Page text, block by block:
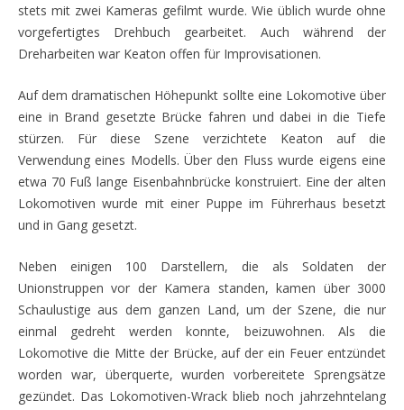
stets mit zwei Kameras gefilmt wurde. Wie üblich wurde ohne
vorgefertigtes Drehbuch gearbeitet. Auch während der
Dreharbeiten war Keaton offen für Improvisationen.
Auf dem dramatischen Höhepunkt sollte eine Lokomotive über
eine in Brand gesetzte Brücke fahren und dabei in die Tiefe
stürzen. Für diese Szene verzichtete Keaton auf die
Verwendung eines Modells. Über den Fluss wurde eigens eine
etwa 70 Fuß lange Eisenbahnbrücke konstruiert. Eine der alten
Lokomotiven wurde mit einer Puppe im Führerhaus besetzt
und in Gang gesetzt.
Neben einigen 100 Darstellern, die als Soldaten der
Unionstruppen vor der Kamera standen, kamen über 3000
Schaulustige aus dem ganzen L and, um der Szene, die nur
einmal gedreht werden konnte, beizuwohnen. Als die
Lokomotive die Mitte der Brücke, auf der ein Feuer entzündet
worden war, überquerte, wurden vorbereitete Sprengsätze
gezündet. Das Lokomotiven-Wrack blieb noch jahrzehntelang